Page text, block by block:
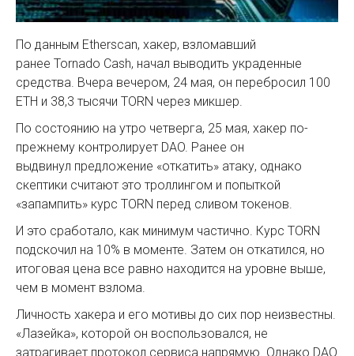
По данным Etherscan, хакер, взломавший
ранее Tornado Cash, начал выводить украденные
средства. Вчера вечером, 24 мая, он перебросил 100
ETH и 38,3 тысячи TORN через микшер.
По состоянию на утро четверга, 25 мая, хакер по-
прежнему контролирует DAO. Ранее он
выдвинул предложение «откатить» атаку, однако
скептики считают это троллингом и попыткой
«запампить» курс TORN перед сливом токенов.
И это сработало, как минимум частично. Курс TORN
подскочил на 10% в моменте. Затем он откатился, но
итоговая цена все равно находится на уровне выше,
чем в момент взлома.
Личность хакера и его мотивы до сих пор неизвестны.
«Лазейка», которой он воспользовался, не
затрагивает протокол сервиса напрямую. Однако DAO